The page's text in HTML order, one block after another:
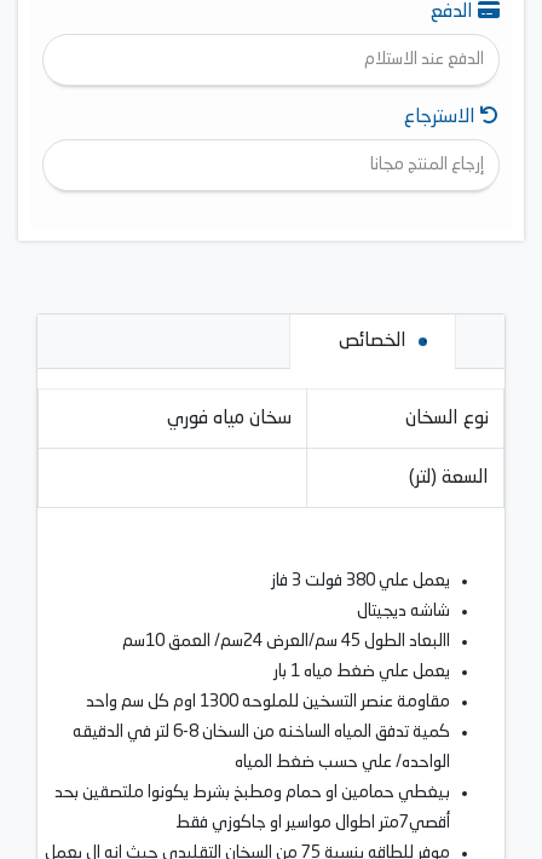
الدفع
الدفع عند الاستلام
الاسترجاع
إرجاع المنتج مجانا
الخصائص
نوع السخان سخان مياه فوري
السعة (لتر)
يعمل علي 380 فولت 3 فاز
شاشه ديجيتال
االبعاد الطول 45 سم/العرض 24سم/ العمق 10سم
يعمل علي ضغط مياه 1 بار
مقاومة عنصر التسخين للملوحه 1300 اوم كل سم واحد
كمية تدفق المياه الساخنه من السخان 8-6 لتر في الدقيقه
الواحده/ علي حسب ضغط المياه
بيغطي حمامين او حمام ومطبخ بشرط يكونوا ملتصقين بحد
أقصي7متر اطوال مواسير او جاكوزي فقط
موفر للطاقه بنسبة 75 من السخان التقليدي حيث انه ال يعمل